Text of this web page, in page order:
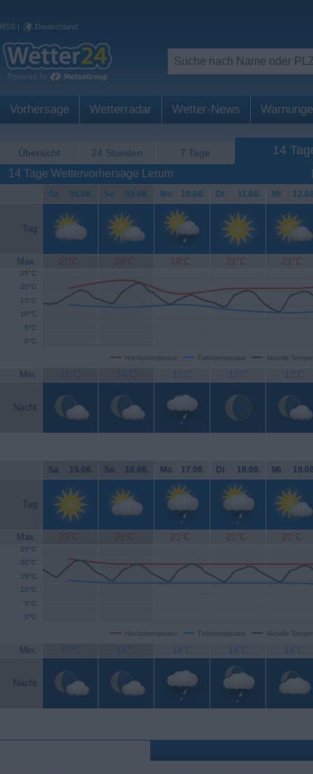
RSS | Deutschland
Vorhersage Wetterradar Wetter-News
Übersicht 24 Stunden 7 Tage 14
14 Tage Wettervorhersage Lerum
Sa. 08.08. So. 09.08. Mo. 10.08. Di. 11.08. Mi.
Tag
Max. 21°C 24°C 19°C 21°C 21°C
Höchsttemperatur Tiefsttemperatur Aktuelle
0°C
5°C
10°C
15°C
20°C
25°C
Min. 15°C 14°C 15°C 13°C 12°C
Nacht
Sa. 15.08. So. 16.08. Mo. 17.08. Di. 18.08. Mi.
Tag
Max. 23°C 21°C 21°C 21°C 21°C
Höchsttemperatur Tiefsttemperatur Aktuelle
0°C
5°C
10°C
15°C
20°C
25°C
Min. 15°C 14°C 14°C 14°C 14°C
Nacht